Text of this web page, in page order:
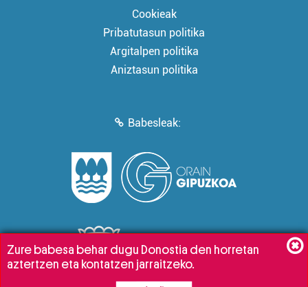
Cookieak
Pribatutasun politika
Argitalpen politika
Aniztasun politika
Babesleak:
Zure babesa behar dugu Donostia den horretan
aztertzen eta kontatzen jarraitzeko.